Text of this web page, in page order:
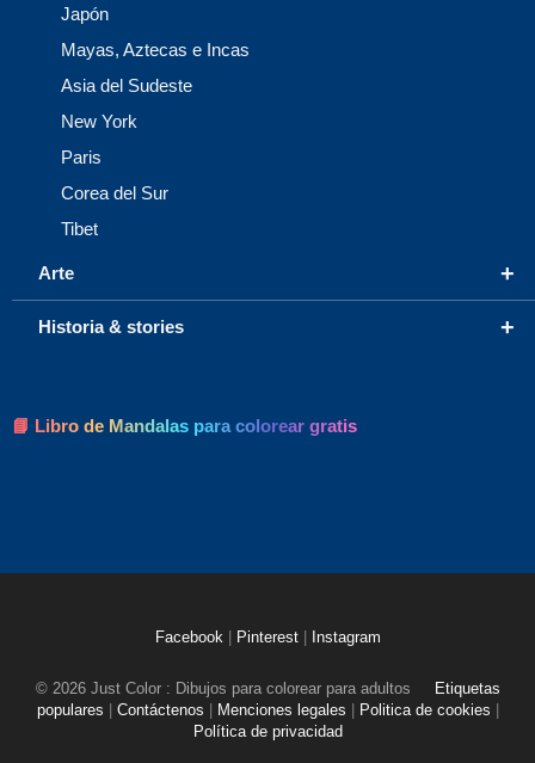
Japón
Mayas, Aztecas e Incas
Asia del Sudeste
New York
Paris
Corea del Sur
Tibet
+
Arte
+
Historia & stories
📘 Libro de Mandalas para colorear gratis
Facebook Pinterest Instagram
© 2026 Just Color : Dibujos para colorear para adultos
Etiquetas
populares
Contáctenos Menciones legales Politica de cookies
Política de privacidad